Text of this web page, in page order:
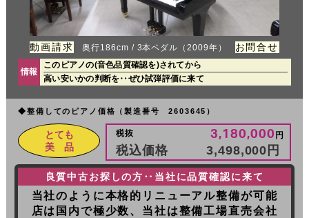
動画請求 奥行186cm / 3本ペダル（2009年） お問合せ
情報
このピアノの(音色品質確認を)されてから
高い安いかの判断を‥ぜひ試弾評価に来て
◆整備してのピアノ価格（製造番号 2603645）
とても
美 品
税抜 3,180,000 円
税込価格 3,498,000 円
良質中古お探しの方‥当社に品質確認に来て
当社のように本格的リニューアル整備が可能
店は国内で極少数、当社は整備工場直売会社